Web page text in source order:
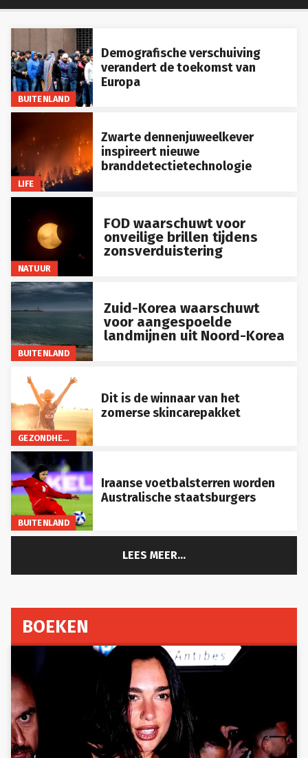
BUITENLAND
Demografische verschuiving
verandert de toekomst van
Europa
LIFE
Zwarte dennenjuweelkever
inspireert nieuwe
branddetectietechnologie
NATUUR
FOD waarschuwt voor
onveilige brillen tijdens
zonsverduistering
BUITENLAND
Zuid-Korea waarschuwt
voor aangespoelde
landmijnen uit Noord-Korea
GEZONDHEID
Dit is de winnaar van het
zomerse skincarepakket
BUITENLAND
Iraanse voetbalsterren worden
Australische staatsburgers
LEES MEER...
BOEKEN